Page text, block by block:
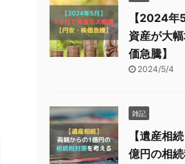
【2024
資産が大
価急騰】
2024/5/4
雑記
【遺産相
億円の相